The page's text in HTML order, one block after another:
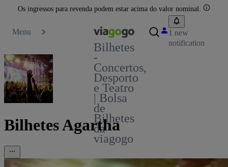
Os ingressos para revenda podem estar acima do valor nominal.
Menu
Bilhetes
-
Concertos,
Desporto
e Teatro
| Bolsa
de
Bilhetes
da
viagogo
1 new
notification
Bilhetes Agartha